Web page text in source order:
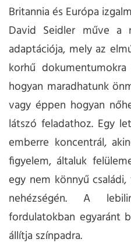
Britannia és Európa
David Seidler műve a
adaptációja, mely az
korhű
hogyan maradhatunk
vagy éppen hogyan
látszó feladathoz. Egy
emberre koncentrál,
figyelem, általuk
egy nem könnyű
nehézségén. A
fordulatokban egyaránt
állítja színpadra.